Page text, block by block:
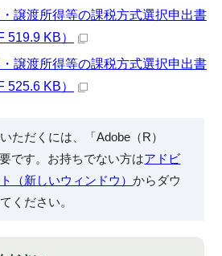
・譲渡所得等の課税方式選択申出書
519.9 KB）
・譲渡所得等の課税方式選択申出書
525.6 KB）
ただくには、「Adobe（R）
です。お持ちでない方はアドビ
（新しいウィンドウ）からダウ
ください。